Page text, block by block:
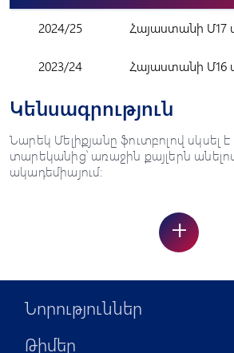
2024/25 Հայաստանի Մ17
2023/24 Հայաստանի Մ16
Կենսագրություն
Նարեկ Մելիքյանը ֆուտբոլով սկսել
տարեկանից՝ առաջին քայլերն
ակադեմիայում:
+
Նորություններ
Թիմեր